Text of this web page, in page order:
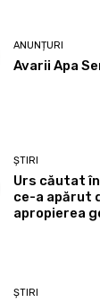
ANUNȚURI
Avarii Apa
ȘTIRI
Urs căutat
ce-a apărut
apropierea
ȘTIRI